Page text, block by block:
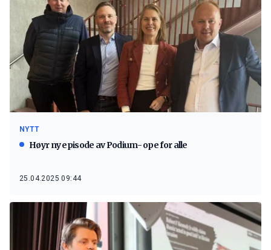
NYTT
Høyr ny episode av Podium- ope for alle
25.04.2025 09:44